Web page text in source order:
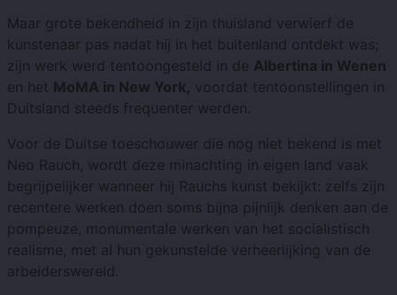
Maar grote bekendheid in zijn thuisland verwierf de
kunstenaar pas nadat hij in het buitenland ontdekt was;
zijn werk werd tentoongesteld in de Albertina in Wenen
en het MoMA in New York, voordat tentoonstellingen in
Duitsland steeds frequenter werden.
Voor de Duitse toeschouwer die nog niet bekend is met
Neo Rauch, wordt deze minachting in eigen land vaak
begrijpelijker wanneer hij Rauchs kunst bekijkt: zelfs zijn
recentere werken doen soms bijna pijnlijk denken aan de
pompeuze, monumentale werken van het socialistisch
realisme, met al hun gekunstelde verheerlijking van de
arbeiderswereld.